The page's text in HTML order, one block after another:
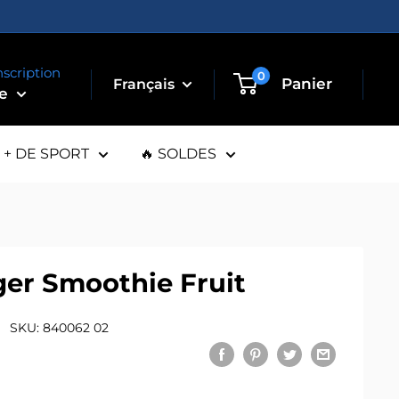
0 Panier
+ DE SPORT 🔥 SOLDES
Smoothie Fruit
SKU: 840062 02